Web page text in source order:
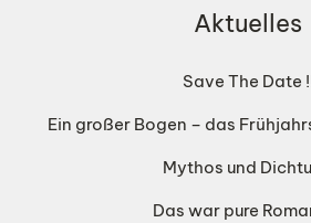
Aktuelles
Save The Date
Ein großer Bogen – das
Mythos und
Das war pure